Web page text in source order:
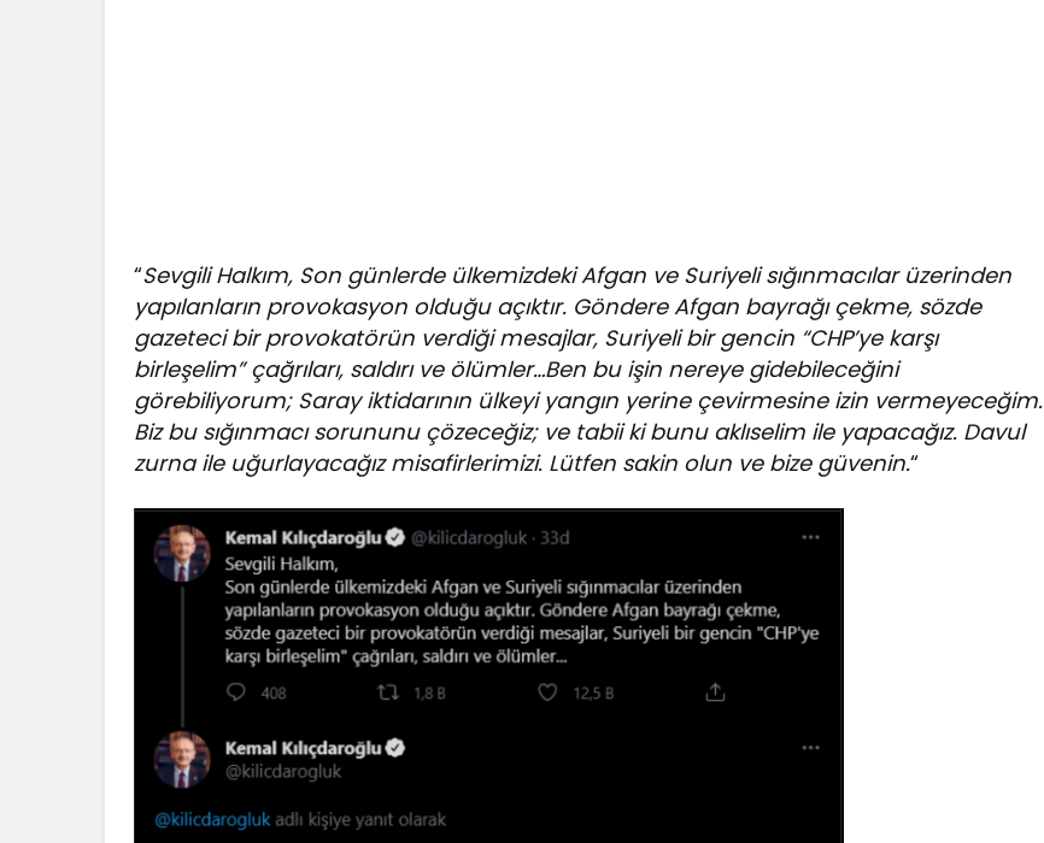
“Sevgili Halkım, Son günlerde ülkemizdeki Afgan ve Suriyeli sığınmacılar üzerinden
yapılanların provokasyon olduğu açıktır. Göndere Afgan bayrağı çekme, sözde
gazeteci bir provokatörün verdiği mesajlar, Suriyeli bir gencin “CHP’ye karşı
birleşelim” çağrıları, saldırı ve ölümler…Ben bu işin nereye gidebileceğini
görebiliyorum; Saray iktidarının ülkeyi yangın yerine çevirmesine izin vermeyeceğim.
Biz bu sığınmacı sorununu çözeceğiz; ve tabii ki bunu aklıselim ile yapacağız. Davul
zurna ile uğurlayacağız misafirlerimizi. Lütfen sakin olun ve bize güvenin.“